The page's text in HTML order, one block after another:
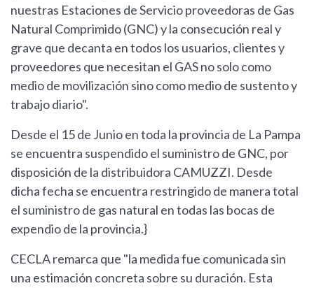
nuestras Estaciones de Servicio proveedoras de Gas
Natural Comprimido (GNC) y la consecución real y
grave que decanta en todos los usuarios, clientes y
proveedores que necesitan el GAS no solo como
medio de movilización sino como medio de sustento y
trabajo diario".
Desde el 15 de Junio en toda la provincia de La Pampa
se encuentra suspendido el suministro de GNC, por
disposición de la distribuidora CAMUZZI. Desde
dicha fecha se encuentra restringido de manera total
el suministro de gas natural en todas las bocas de
expendio de la provincia.}
CECLA remarca que "la medida fue comunicada sin
una estimación concreta sobre su duración. Esta